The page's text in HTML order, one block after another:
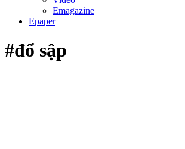
Emagazine
Epaper
#đổ sập